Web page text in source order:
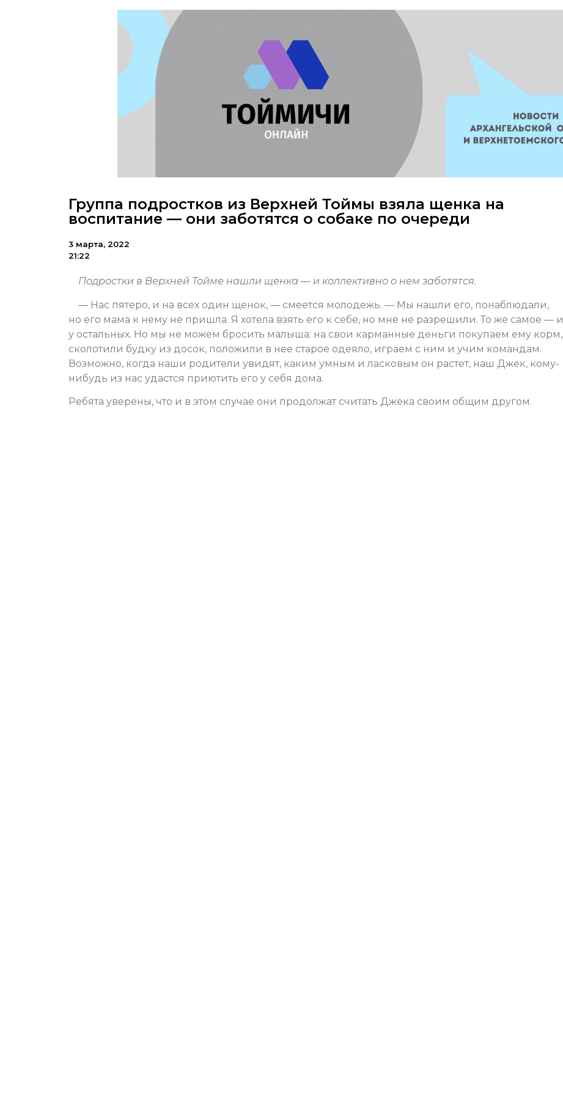
Группа подростков из Верхней Тоймы взяла щенка на
воспитание — они заботятся о собаке по очереди
3 марта, 2022
21:22
Подростки в Верхней Тойме нашли щенка — и коллективно о нем заботятся.
— Нас пятеро, и на всех один щенок, — смеется молодежь. — Мы нашли его, понаблюдали,
но его мама к нему не пришла. Я хотела взять его к себе, но мне не разрешили. То же самое — и
у остальных. Но мы не можем бросить малыша: на свои карманные деньги покупаем ему корм,
сколотили будку из досок, положили в нее старое одеяло, играем с ним и учим командам.
Возможно, когда наши родители увидят, каким умным и ласковым он растет, наш Джек, кому-
нибудь из нас удастся приютить его у себя дома.
Ребята уверены, что и в этом случае они продолжат считать Джека своим общим другом.